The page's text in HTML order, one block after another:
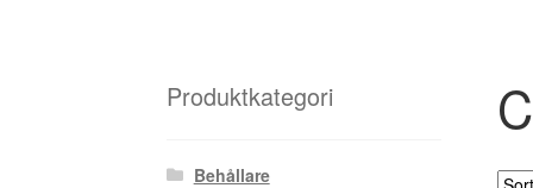
Produktkategori
Behållare